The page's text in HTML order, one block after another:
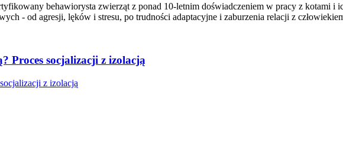
behawiorysta zwierząt z ponad 10-letnim doświadczeniem w pracy z kotami
- od agresji, lęków i stresu, po trudności adaptacyjne i zaburzenia relacji z
Proces socjalizacji z izolacją
z izolacją